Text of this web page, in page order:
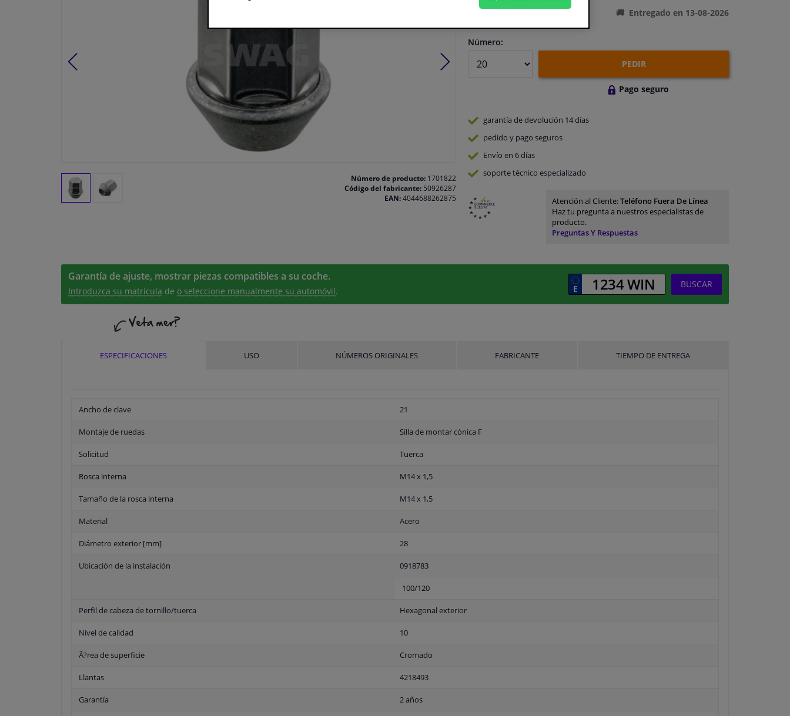
Número de producto:1701822
Código del fabricante:50926287
EAN:4044688262875
Entregado en 13-08-2026
Número:
PEDIR
Pago seguro
garantía de devolución 14 días
pedido y pago seguros
Envío en 6 días
soporte técnico especializado
Atención al Cliente:Teléfono Fuera De Línea
Haz tu pregunta a nuestros especialistas de
producto.
Preguntas Y Respuestas
Garantía de ajuste, mostrar piezas compatibles a su coche.
Introduzca su matrícula de o seleccione manualmente su automóvil.
BUSCAR
ESPECIFICACIONES USO NÚMEROS ORIGINALES FABRICANTE TIEMPO DE ENTREGA
Ancho de clave 21
Montaje de ruedas Silla de montar cónica F
Solicitud Tuerca
Rosca interna M14 x 1,5
Tamaño de la rosca interna M14 x 1,5
Material Acero
Diámetro exterior [mm] 28
Ubicación de la instalación 0918783
100/120
Perfil de cabeza de tornillo/tuerca Hexagonal exterior
Nivel de calidad 10
Ã?rea de superficie Cromado
Llantas 4218493
Garantía 2 años